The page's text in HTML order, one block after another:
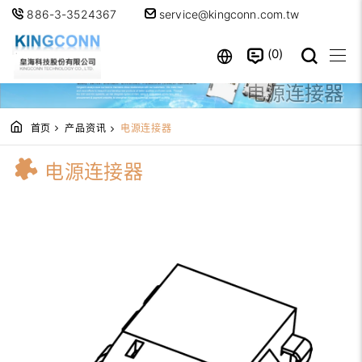
886-3-3524367 service@kingconn.com.tw
0
电源连接器
首页 产品资讯 电源连接器
电源连接器